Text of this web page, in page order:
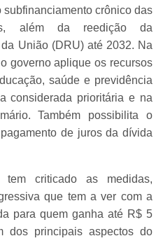
crônico das
além da reedição da
União (DRU) até 2032. Na
governo aplique os recursos
saúde e previdência
considerada prioritária e na
Também possibilita o
de juros da dívida
criticado as medidas,
que tem a ver com a
para quem ganha até R$ 5
dos principais aspectos do